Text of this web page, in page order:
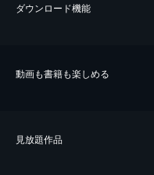
ダウンロード機能
動画も書籍も楽しめる
⾒放題作品